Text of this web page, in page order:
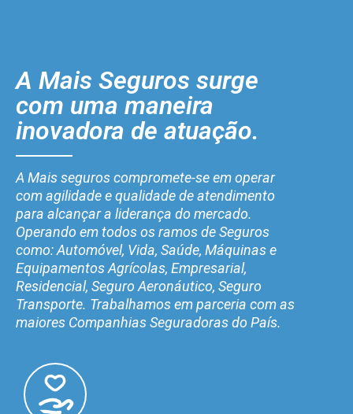
A Mais Seguros surge
com uma maneira
inovadora de atuação.
A Mais seguros compromete-se em operar
com agilidade e qualidade de atendimento
para alcançar a liderança do mercado.
Operando em todos os ramos de Seguros
como: Automóvel, Vida, Saúde, Máquinas e
Equipamentos Agrícolas, Empresarial,
Residencial, Seguro Aeronáutico, Seguro
Transporte. Trabalhamos em parceria com as
maiores Companhias Seguradoras do País.